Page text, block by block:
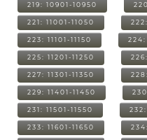
219: 10901-10950
221: 11001-11050
223: 11101-11150 224:
225: 11201-11250
227: 11301-11350
229: 11401-11450
231: 11501-11550 232:
233: 11601-11650